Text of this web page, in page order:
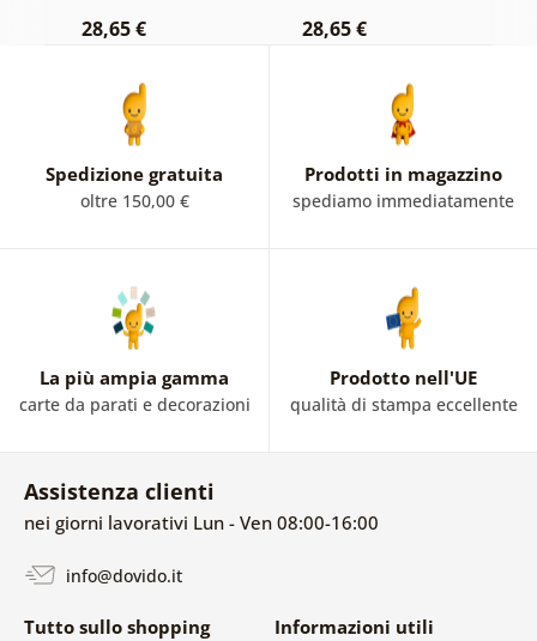
28,65 € 28,65 €
Spedizione gratuita
oltre 150,00 €
Prodotti in magazzino
spediamo immediatamente
La più ampia gamma
carte da parati e decorazioni
Prodotto nell'UE
qualità di stampa eccellente
Assistenza clienti
nei giorni lavorativi Lun - Ven 08:00-16:00
info@dovido.it
Tutto sullo shopping Informazioni utili